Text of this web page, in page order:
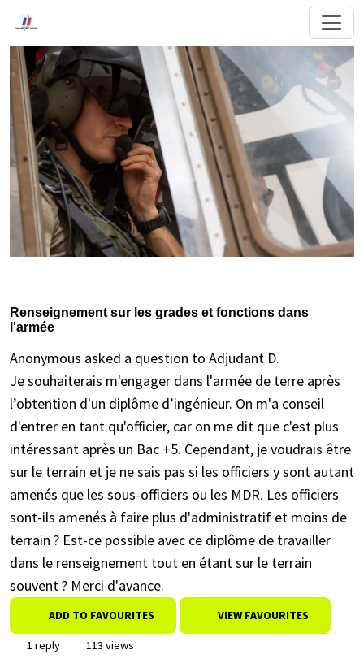
Renseignement sur les grades et fonctions dans
l'armée
Anonymous asked a question to Adjudant D.
Je souhaiterais m'engager dans l'armée de terre après
l’obtention d'un diplôme d’ingénieur. On m'a conseil
d'entrer en tant qu'officier, car on me dit que c'est plus
intéressant après un Bac +5. Cependant, je voudrais être
sur le terrain et je ne sais pas si les officiers y sont autant
amenés que les sous-officiers ou les MDR. Les officiers
sont-ils amenés à faire plus d'administratif et moins de
terrain ? Est-ce possible avec ce diplôme de travailler
dans le renseignement tout en étant sur le terrain
souvent ? Merci d'avance.
ADD TO FAVOURITES VIEW FAVOURITES
1 reply
113 views